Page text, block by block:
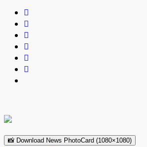
📸 Download News PhotoCard (1080×1080)